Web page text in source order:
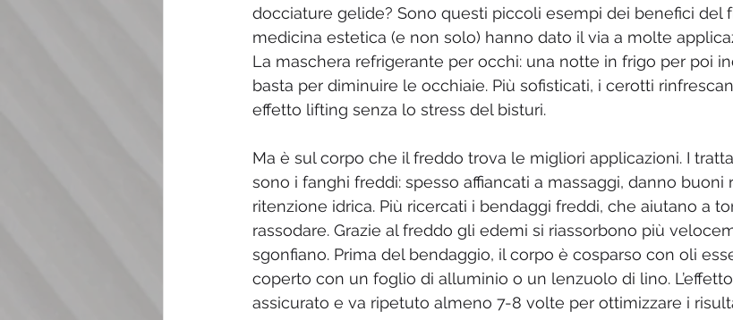
docciature gelide? Sono questi piccoli esempi dei benefici del
medicina estetica (e non solo) hanno dato il via a molte
La maschera refrigerante per occhi: una notte in frigo per poi
basta per diminuire le occhiaie. Più sofisticati, i cerotti
effetto lifting senza lo stress del bisturi.
Ma è sul corpo che il freddo trova le migliori applicazioni. I
sono i fanghi freddi: spesso affiancati a massaggi, danno buoni
ritenzione idrica. Più ricercati i bendaggi freddi, che aiutano a
rassodare. Grazie al freddo gli edemi si riassorbono più
sgonfiano. Prima del bendaggio, il corpo è cosparso con oli
coperto con un foglio di alluminio o un lenzuolo di lino. L’effetto
assicurato e va ripetuto almeno 7-8 volte per ottimizzare i